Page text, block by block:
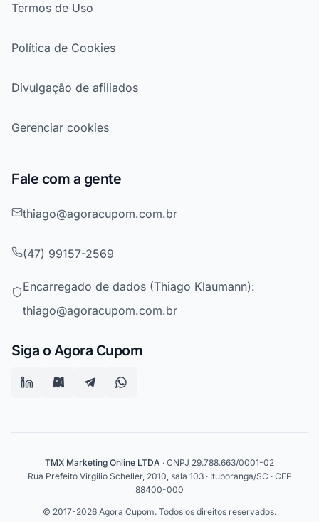
Termos de Uso
Política de Cookies
Divulgação de afiliados
Gerenciar cookies
Fale com a gente
thiago@agoracupom.com.br
(47) 99157-2569
Encarregado de dados (Thiago Klaumann):
thiago@agoracupom.com.br
Siga o Agora Cupom
TMX Marketing Online LTDA · CNPJ 29.788.663/0001-02
Rua Prefeito Virgilio Scheller, 2010, sala 103 · Ituporanga/SC · CEP
88400-000
© 2017-2026 Agora Cupom. Todos os direitos reservados.